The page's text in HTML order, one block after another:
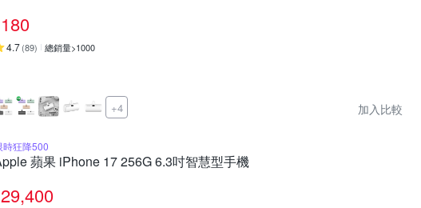
180
4.7(89) 總銷量>1000
+4 加入比較
時狂降500
蘋果 iPhone 17 256G 6.3吋智慧型手機
29,400